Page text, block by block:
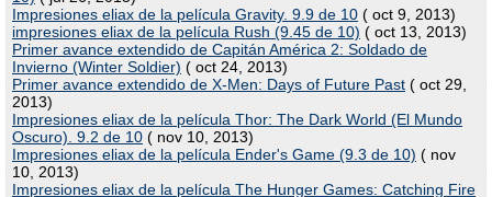
Impresiones eliax de la película Gravity. 9.9 de 10 ( oct 9, 2013)
impresiones eliax de la película Rush (9.45 de 10) ( oct 13, 2013)
Primer avance extendido de Capitán América 2: Soldado de
Invierno (Winter Soldier) ( oct 24, 2013)
Primer avance extendido de X-Men: Days of Future Past ( oct 29,
2013)
Impresiones eliax de la película Thor: The Dark World (El Mundo
Oscuro). 9.2 de 10 ( nov 10, 2013)
Impresiones eliax de la película Ender's Game (9.3 de 10) ( nov
10, 2013)
Impresiones eliax de la película The Hunger Games: Catching Fire